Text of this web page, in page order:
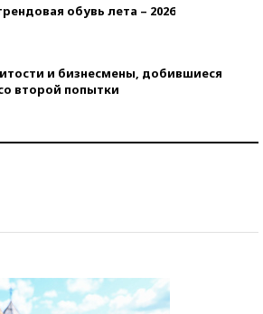
обувь лета – 2026
и бизнесмены, добившиеся
второй попытки